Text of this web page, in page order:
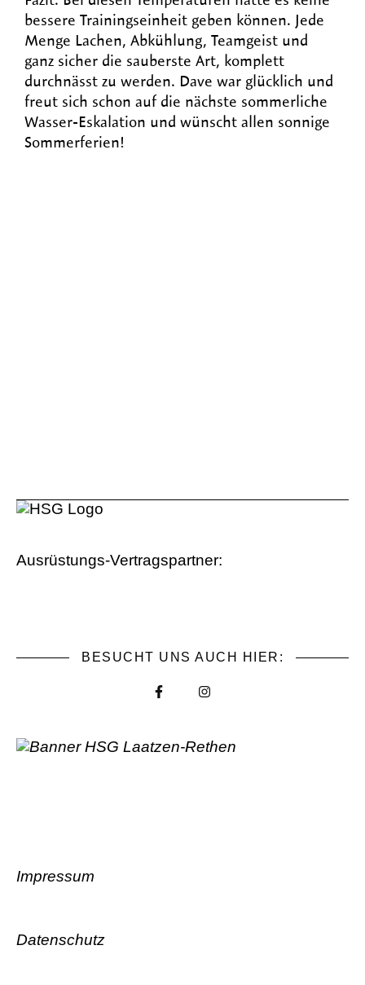
bessere Trainingseinheit geben können. Jede
Menge Lachen, Abkühlung, Teamgeist und
ganz sicher die sauberste Art, komplett
durchnässt zu werden. Dave war glücklich und
freut sich schon auf die nächste sommerliche
Wasser-Eskalation und wünscht allen sonnige
Sommerferien!
Ausrüstungs-Vertragspartner:
BESUCHT UNS AUCH HIER:
Impressum
Datenschutz